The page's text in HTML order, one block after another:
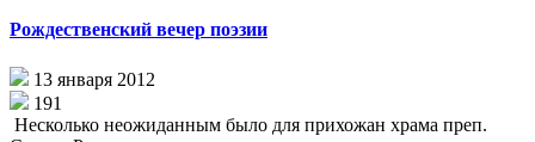
Рождественский вечер поэзии
13 января 2012
191
Несколько неожиданным было для прихожан храма преп.